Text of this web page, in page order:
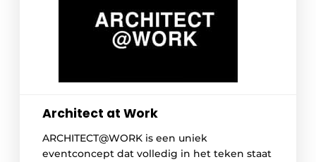
Architect at Work
ARCHITECT@WORK is een uniek
eventconcept dat volledig in het teken staat